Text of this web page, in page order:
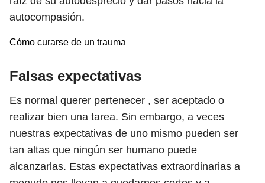
autocompasión.
Cómo curarse de un trauma
Falsas expectativas
Es normal querer pertenecer , ser aceptado o
realizar bien una tarea. Sin embargo, a veces
nuestras expectativas de uno mismo pueden ser
tan altas que ningún ser humano puede
alcanzarlas. Estas expectativas extraordinarias a